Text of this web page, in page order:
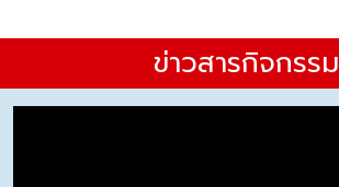
ข่าวสารกิจกรรม